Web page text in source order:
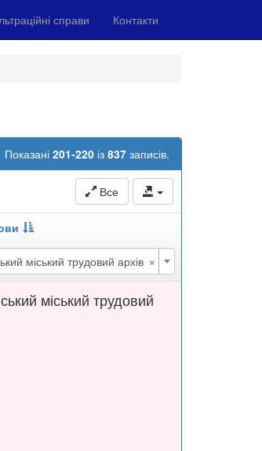
справи Контакти
Показані 201-220 із 837 записів.
Все
×
міський трудовий архів
міський трудовий